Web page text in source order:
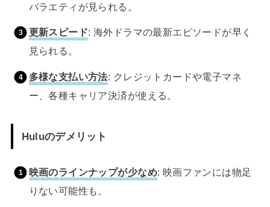
バラエティが見られる。
更新スピード: 海外ドラマの最新エピソードが早く
見られる。
多様な支払い方法: クレジットカードや電子マネ
ー、各種キャリア決済が使える。
Huluのデメリット
映画のラインナップが少なめ: 映画ファンには物足
りない可能性も。